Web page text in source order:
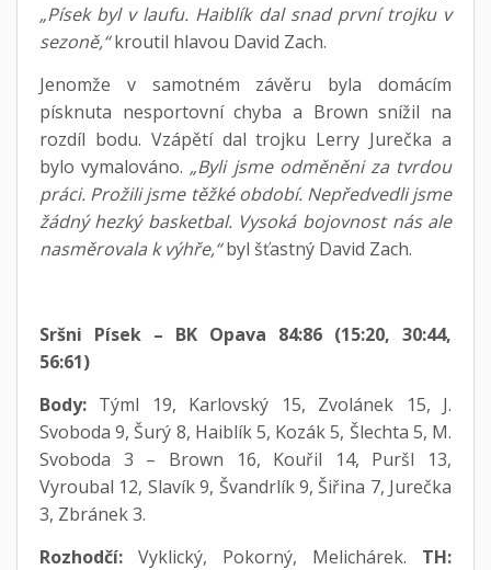
„Písek byl v laufu. Haiblík dal snad první trojku v
sezoně,“kroutil hlavou David Zach.
Jenomže v samotném závěru byla domácím
písknuta nesportovní chyba a Brown snížil na
rozdíl bodu. Vzápětí dal trojku Lerry Jurečka a
bylo vymalováno. „Byli jsme odměněni za tvrdou
práci. Prožili jsme těžké období. Nepředvedli jsme
žádný hezký basketbal. Vysoká bojovnost nás ale
nasměrovala k výhře,“byl šťastný David Zach.
Sršni Písek – BK Opava 84:86 (15:20, 30:44,
56:61)
Body:Týml 19, Karlovský 15, Zvolánek 15, J.
Svoboda 9, Šurý 8, Haiblík 5, Kozák 5, Šlechta 5, M.
Svoboda 3 – Brown 16, Kouřil 14, Puršl 13,
Vyroubal 12, Slavík 9, Švandrlík 9, Šiřina 7, Jurečka
3, Zbránek 3.
Rozhodčí:Vyklický, Pokorný, Melichárek. TH: